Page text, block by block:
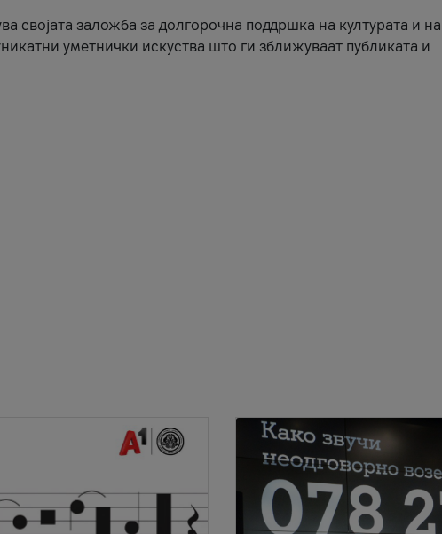
својата заложба за долгорочна поддршка на културата и на
уметнички искуства што ги зближуваат публиката и